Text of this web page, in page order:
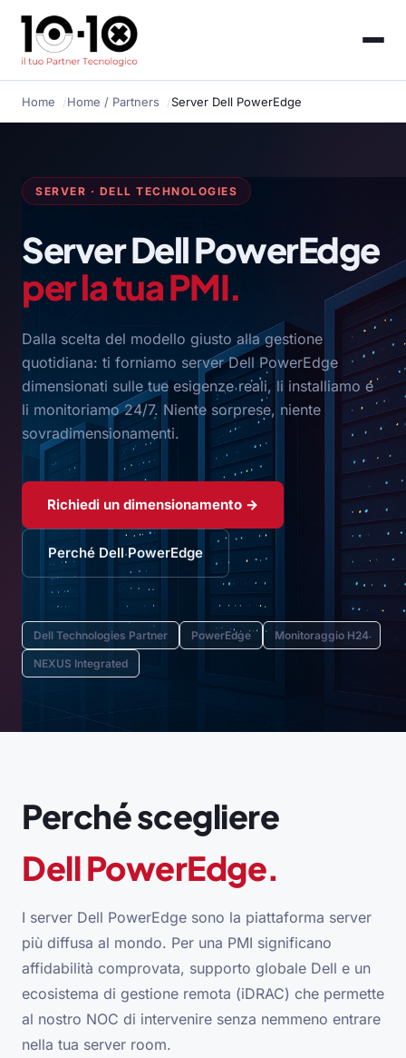
Home Home / Partners Server Dell PowerEdge
SERVER · DELL TECHNOLOGIES
Server Dell PowerEdge
per la tua PMI.
Dalla scelta del modello giusto alla gestione
quotidiana: ti forniamo server Dell PowerEdge
dimensionati sulle tue esigenze reali, li installiamo e
li monitoriamo 24/7. Niente sorprese, niente
sovradimensionamenti.
Richiedi un dimensionamento →
Perché Dell PowerEdge
Dell Technologies Partner PowerEdge Monitoraggio H24
NEXUS Integrated
Perché scegliere
Dell PowerEdge.
I server Dell PowerEdge sono la piattaforma server
più diffusa al mondo. Per una PMI significano
affidabilità comprovata, supporto globale Dell e un
ecosistema di gestione remota (iDRAC) che permette
al nostro NOC di intervenire senza nemmeno entrare
nella tua server room.